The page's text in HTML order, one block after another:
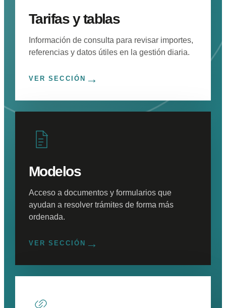
Tarifas y tablas
Información de consulta para revisar importes,
referencias y datos útiles en la gestión diaria.
VER SECCIÓN →
Modelos
Acceso a documentos y formularios que
ayudan a resolver trámites de forma más
ordenada.
VER SECCIÓN →